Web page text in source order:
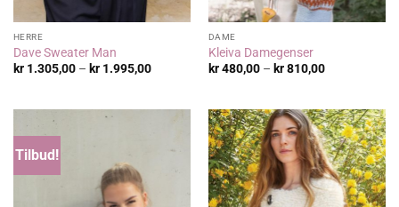
HERRE
Dave Sweater Man
kr1.305,00 – kr1.995,00Prisområde:
DAME
Kleiva Damegenser
kr480,00 – kr810,00Prisområde:
Tilbud!